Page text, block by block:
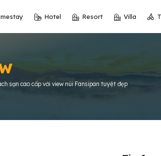
Hotel Resort Villa
sạn cao cấp với view núi Fansipan tuyệt đẹp